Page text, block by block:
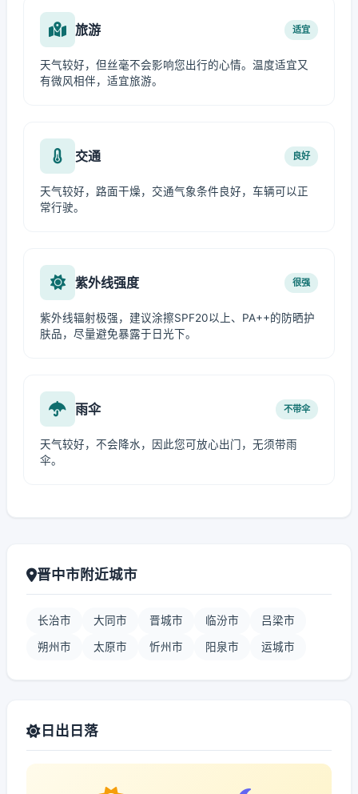
旅游 适宜
天气较好，但丝毫不会影响您出行的心情。温度适宜又
有微风相伴，适宜旅游。
交通 良好
天气较好，路面干燥，交通气象条件良好，车辆可以正
常行驶。
紫外线强度 很强
紫外线辐射极强，建议涂擦SPF20以上、PA++的防晒护
肤品，尽量避免暴露于日光下。
雨伞 不带伞
天气较好，不会降水，因此您可放心出门，无须带雨
伞。
晋中市附近城市
长治市 大同市 晋城市 临汾市 吕梁市
朔州市 太原市 忻州市 阳泉市 运城市
日出日落